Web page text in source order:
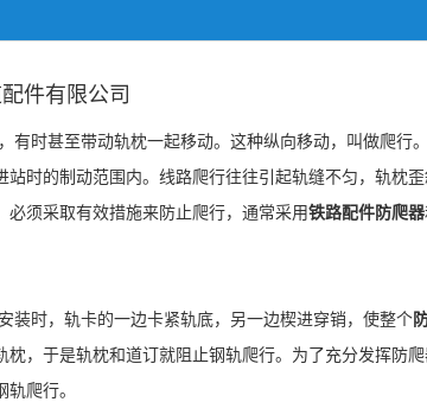
件有限公司
时甚至带动轨枕一起移动。这种纵向移动，叫做爬行
时的制动范围内。线路爬行往往引起轨缝不匀，轨枕
须采取有效措施来防止爬行，通常采用铁路配件防爬器
装时，轨卡的一边卡紧轨底，另一边楔进穿销，使整个
，于是轨枕和道订就阻止钢轨爬行。为了充分发挥防
爬行。